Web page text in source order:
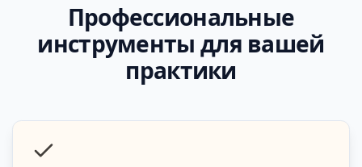
Профессиональные
инструменты для вашей
практики